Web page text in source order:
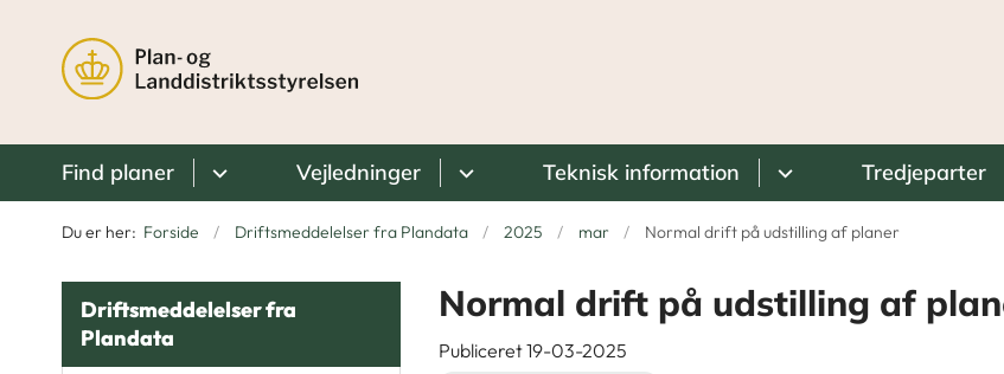
Find planer Vejledninger Teknisk information Tredjeparter
Du er her: Forside Driftsmeddelelser fra Plandata 2025 mar Normal drift på udstilling af planer
Driftsmeddelelser fra
Plandata
Normal drift på udstilling af
Publiceret 19-03-2025